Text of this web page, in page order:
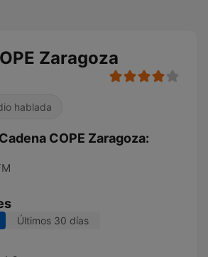
Zaragoza
hablada
COPE Zaragoza:
Últimos 30 días